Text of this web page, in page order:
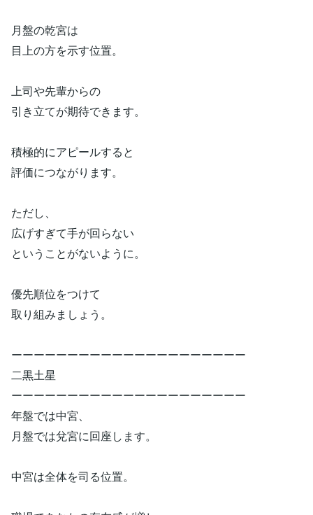
月盤の乾宮は
目上の方を示す位置。
上司や先輩からの
引き立てが期待できます。
積極的にアピールすると
評価につながります。
ただし、
広げすぎて手が回らない
ということがないように。
優先順位をつけて
取り組みましょう。
ーーーーーーーーーーーーーーーーーーーーー
二黒土星
ーーーーーーーーーーーーーーーーーーーーー
年盤では中宮、
月盤では兌宮に回座します。
中宮は全体を司る位置。